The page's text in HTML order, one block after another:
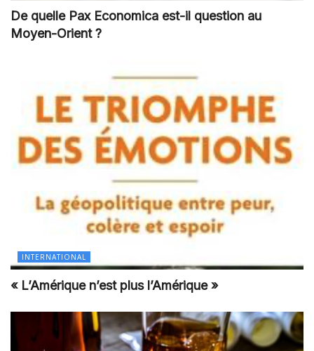
De quelle Pax Economica est-il question au
Moyen-Orient ?
INTERNATIONAL
« L’Amérique n’est plus l’Amérique »